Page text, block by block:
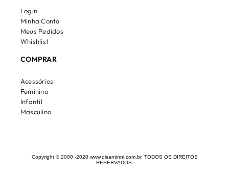
Login
Minha Conta
Meus Pedidos
Whishlist
COMPRAR
Acessórios
Feminino
Infantil
Masculino
Copyright © 2000 -2020 www.disantinni.com.br, TODOS OS DIREITOS
RESERVADOS.